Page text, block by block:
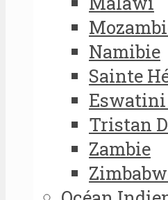
Namibie
Sainte
Tristan
Zambie